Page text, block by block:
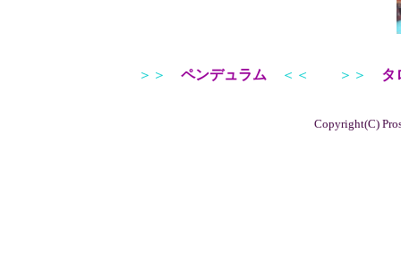
＞＞ ペンデュラム ＜＜ ＞＞ タ
Copyright(C)